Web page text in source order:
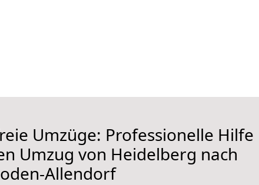
Umzüge: Professionelle Hilfe
Umzug von Heidelberg nach
Allendorf